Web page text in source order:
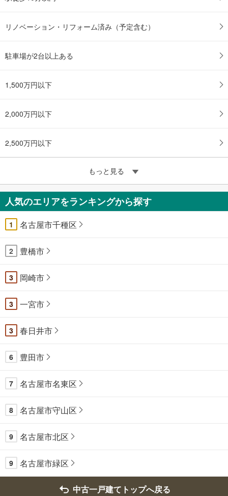
リノベーション・リフォーム済み（予定含む）
駐車場が2台以上ある
1,500万円以下
2,000万円以下
2,500万円以下
もっと見る
人気のエリアをランキングから探す
1 名古屋市千種区
2 豊橋市
3 岡崎市
3 一宮市
3 春日井市
6 豊田市
7 名古屋市名東区
8 名古屋市守山区
9 名古屋市北区
9 名古屋市緑区
中古一戸建てトップへ戻る